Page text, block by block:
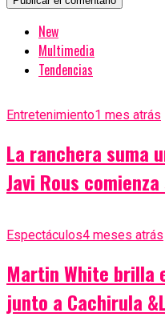
New
Multimedia
Tendencias
Entretenimiento1 mes atrás
La ranchera suma
Javi Rous
Espectáculos4 meses atrás
Martin White brilla
junto a Cachirula